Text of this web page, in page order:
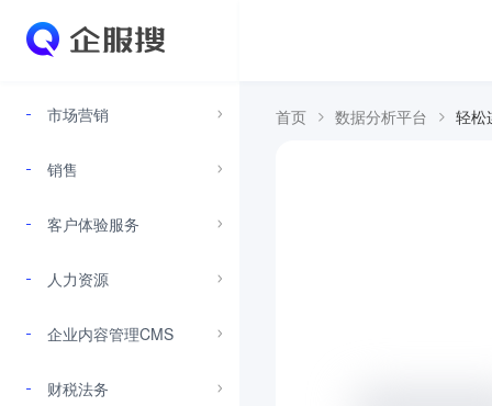
市场营销
销售
客户体验服务
人力资源
企业内容管理CMS
财税法务
首页 数据分析平台 轻松